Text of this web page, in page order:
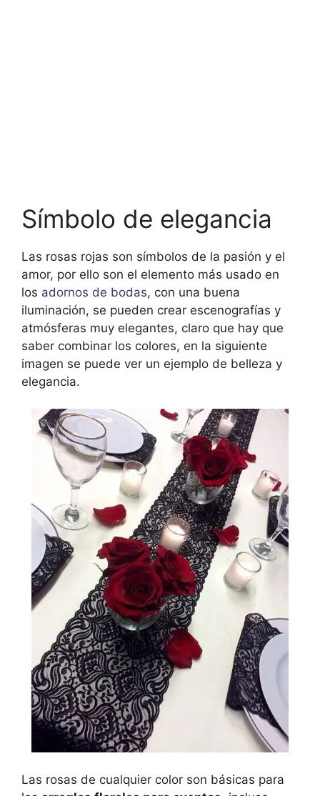
Símbolo de elegancia
Las rosas rojas son símbolos de la pasión y el
amor, por ello son el elemento más usado en
los adornos de bodas, con una buena
iluminación, se pueden crear escenografías y
atmósferas muy elegantes, claro que hay que
saber combinar los colores, en la siguiente
imagen se puede ver un ejemplo de belleza y
elegancia.
Las rosas de cualquier color son básicas para